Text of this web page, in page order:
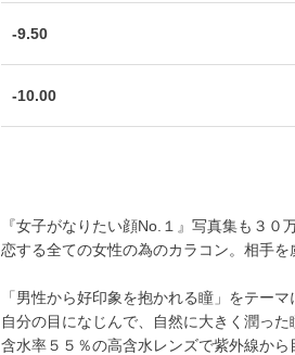
-9.50
-10.00
『女子がなりたい顔No.１』写真集も３
恋する全ての女性の為のカラコン。相手を
「男性から好印象を抱かれる瞳」をテー
自分の目になじんで、自然に大きく潤っ
含水率５５％の高含水レンズで紫外線か